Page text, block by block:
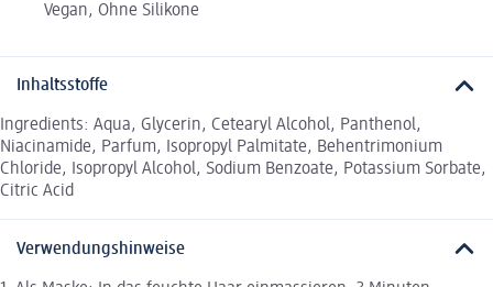
Vegan, Ohne Silikone
Inhaltsstoffe
Ingredients: Aqua, Glycerin, Cetearyl Alcohol, Panthenol,
Niacinamide, Parfum, Isopropyl Palmitate, Behentrimonium
Chloride, Isopropyl Alcohol, Sodium Benzoate, Potassium Sorbate,
Citric Acid
Verwendungshinweise